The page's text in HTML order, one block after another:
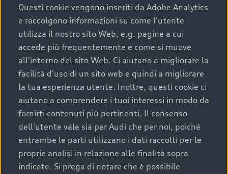
chilometraggio: un valore contenuto corrisponde a
uno stato migliore del veicolo e a una maggiore
durata nel tempo;
cronologia dei tagliandi: una documentazione
completa della vettura certifica una manutenzione
costante e accurata;
condizioni della carrozzeria e degli interni: una
buona conservazione evidenzia cura e attenzione del
precedente proprietario;
efficienza meccanica: motore, trasmissione e
componenti principali in ottimo stato garantiscono
prestazioni affidabili e sicure.
Questi cookie vengono inseriti da Adobe Analytics
e raccolgono informazioni su come l'utente
utilizza il nostro sito Web, e.g. pagine a cui
accede più frequentemente e come si muove
all'interno del sito Web. Ci aiutano a migliorare la
facilità d'uso di un sito web e quindi a migliorare
la tua esperienza utente. Inoltre, questi cookie ci
aiutano a comprendere i tuoi interessi in modo da
fornirti contenuti più pertinenti. Il consenso
dell'utente vale sia per Audi che per noi, poiché
entrambe le parti utilizzano i dati raccolti per le
proprie analisi in relazione alle finalità sopra
indicate. Si prega di notare che è possibile